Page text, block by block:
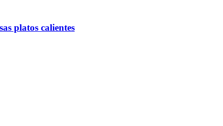
platos calientes